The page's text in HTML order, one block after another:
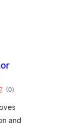
(0કુલ
રેટિંગ્સ
)
and